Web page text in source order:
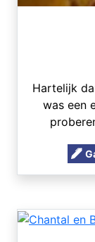
Hartelijk
was een